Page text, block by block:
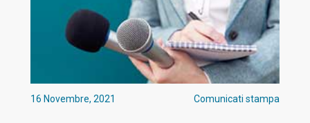
16 Novembre, 2021 Comunicati stampa